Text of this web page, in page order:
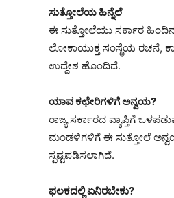
ಸುತ್ತೋಲೆಯ ಹಿನ್ನೆಲೆ
ಈ ಸುತ್ತೋಲೆಯು ಸರ್ಕಾರ ಹಿಂದಿನ
ಲೋಕಾಯುಕ್ತ ಸಂಸ್ಥೆಯ ರಚನೆ,
ಉದ್ದೇಶ ಹೊಂದಿದೆ.
ಯಾವ ಕಛೇರಿಗಳಿಗೆ ಅನ್ವಯ?
ರಾಜ್ಯ ಸರ್ಕಾರದ ವ್ಯಾಪ್ತಿಗೆ
ಮಂಡಳಿಗಳಿಗೆ ಈ ಸುತ್ತೋಲೆ
ಸ್ಪಷ್ಟಪಡಿಸಲಾಗಿದೆ.
ಫಲಕದಲ್ಲಿ ಏನಿರಬೇಕು?